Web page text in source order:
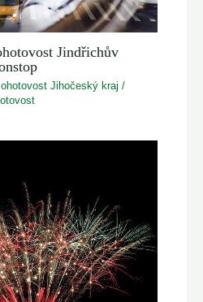
Jindřichův
Jihočeský kraj /